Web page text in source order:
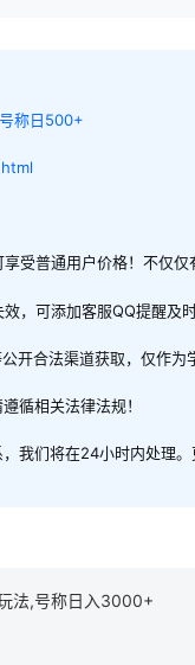
称日500+
受普通用户价格！不仅仅
，可添加客服QQ提醒及
开合法渠道获取，仅作为
循相关法律法规！
我们将在24小时内处理
法,号称日入3000+